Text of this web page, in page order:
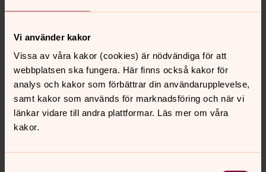
Vi använder kakor
Vissa av våra kakor (cookies) är nödvändiga för att
webbplatsen ska fungera. Här finns också kakor för
analys och kakor som förbättrar din användarupplevelse,
samt kakor som används för marknadsföring och när vi
länkar vidare till andra plattformar. Läs mer om våra
kakor.
annan del av världen” och ”Vindarna” med Freda’ som
kommer han till Klippan!
Biljetter finns att köpa här:Tickster.com
Tidigare konserter: